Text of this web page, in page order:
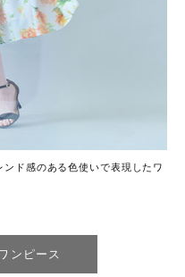
ド感のある色使いで表現したワ
ンピース